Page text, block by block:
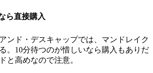
ら直接購入
ンド・デスキャップでは、マンドレイク
。10分待つのが惜しいなら購入もありだ
と高めなので注意。